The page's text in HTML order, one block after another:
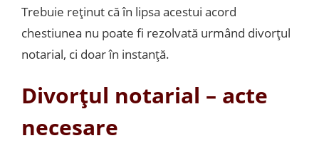
Trebuie reținut că în lipsa acestui acord
chestiunea nu poate fi rezolvată urmând divorțul
notarial, ci doar în instanță.
Divorțul notarial – acte
necesare